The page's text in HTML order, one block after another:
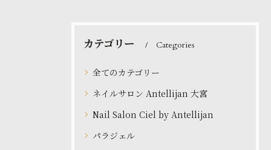
カテゴリー Categories
全てのカテゴリー
ネイルサロン Antellijan 大宮
Nail Salon Ciel by Antellijan
パラジェル